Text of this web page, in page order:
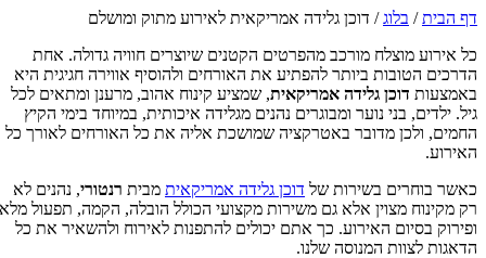
דף הבית/בלוג/דוכן גלידה אמריקאית לאירוע מתוק ומושלם
כל אירוע מוצלח מורכב מהפרטים הקטנים שיוצרים חוויה גדולה. אחת
הדרכים הטובות ביותר להפתיע את האורחים ולהוסיף אווירה חגיגית היא
באמצעותדוכן גלידה אמריקאית, שמציע קינוח אהוב, מרענן ומתאים לכל
גיל. ילדים, בני נוער ומבוגרים נהנים מגלידה איכותית, במיוחד בימי הקיץ
החמים, ולכן מדובר באטרקציה שמושכת אליה את כל האורחים לאורך כל
האירוע.
כאשר בוחרים בשירות שלדוכן גלידה אמריקאיתמביתרנטורי, נהנים לא
רק מקינוח מצוין אלא גם משירות מקצועי הכולל הובלה, הקמה, תפעול מלא
ופירוק בסיום האירוע. כך אתם יכולים להתפנות לאירוח ולהשאיר את כל
הדאגות לצוות המנוסה שלנו.